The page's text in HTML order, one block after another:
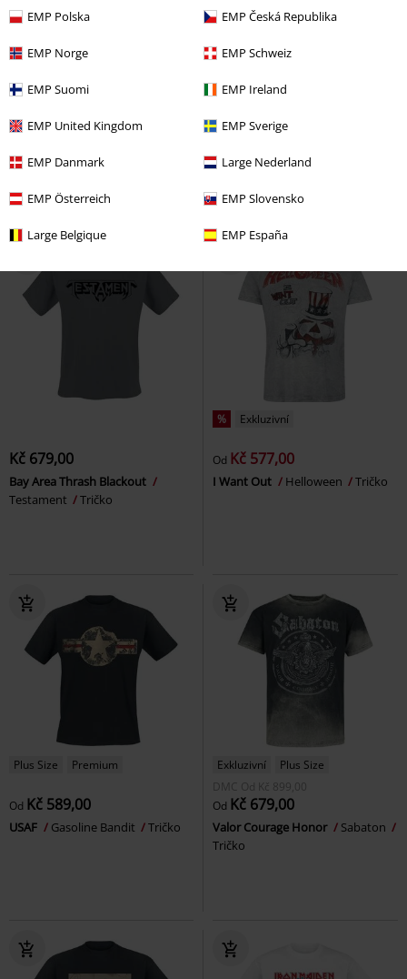
EMP Polska EMP Česká Republika
EMP Norge EMP Schweiz
EMP Suomi EMP Ireland
EMP United Kingdom EMP Sverige
EMP Danmark Large Nederland
EMP Österreich EMP Slovensko
Large Belgique EMP España
DMC Od Kč 399,00
Long Back Shaped Slub Tee
by EMP
Burned Tattoo
Tričko
Kč 679,00
Bay Area Thrash Blackout
Testament
Tričko
% Exkluzivní
Od Kč 577,00
I Want Out Helloween Tričko
Plus Size Premium
Od Kč 589,00
USAF Gasoline Bandit Tričko
Exkluzivní
Plus Size
DMC Od Kč 899,00
Od Kč 679,00
Valor Courage Honor
Sabaton
Tričko